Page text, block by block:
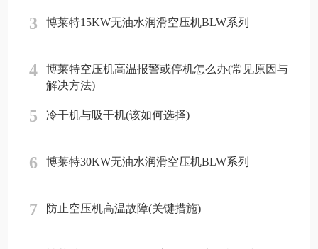
3 博莱特15KW无油水润滑空压机BLW系列
4
博莱特空压机高温报警或停机怎么办(常见原因与
解决方法)
5 冷干机与吸干机(该如何选择)
6 博莱特30KW无油水润滑空压机BLW系列
7 防止空压机高温故障(关键措施)